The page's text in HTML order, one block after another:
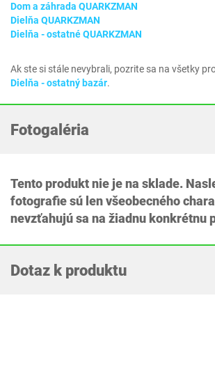
Dom a záhrada ‎QUARKZMAN
Dielňa ‎QUARKZMAN
Dielňa - ostatné ‎QUARKZMAN
Ak ste si stále nevybrali, pozrite sa na všetky
Dielňa - ostatný bazár.
Fotogaléria
Tento produkt nie je na sklade.
fotografie sú len všeobecného
nevzťahujú sa na žiadnu konkrétnu
Dotaz k produktu